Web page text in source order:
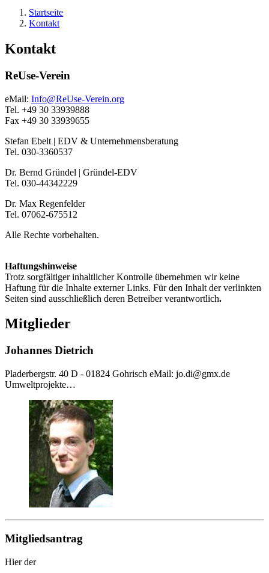
Startseite
Kontakt
Kontakt
ReUse-Verein
eMail: Info@ReUse-Verein.org
Tel. +49 30 33939888
Fax +49 30 33939655
Stefan Ebelt | EDV & Unternehmensberatung
Tel. 030-3360537
Dr. Bernd Gründel | Gründel-EDV
Tel. 030-44342229
Dr. Max Regenfelder
Tel. 07062-675512
Alle Rechte vorbehalten.
Haftungshinweise
Trotz sorgfältiger inhaltlicher Kontrolle übernehmen wir keine
Haftung für die Inhalte externer Links. Für den Inhalt der verlinkten
Seiten sind ausschließlich deren Betreiber verantwortlich.
Mitglieder
Johannes Dietrich
Pladerbergstr. 40 D - 01824 Gohrisch eMail: jo.di@gmx.de
Umweltprojekte…
Mitgliedsantrag
Hier der